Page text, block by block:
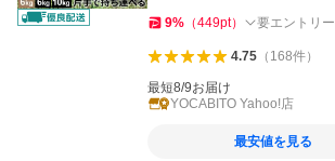
9% （449pt） 要エントリー
4.75（ 168件）
最短8/9お届け
YOCABITO Yahoo!店
最安値を見る